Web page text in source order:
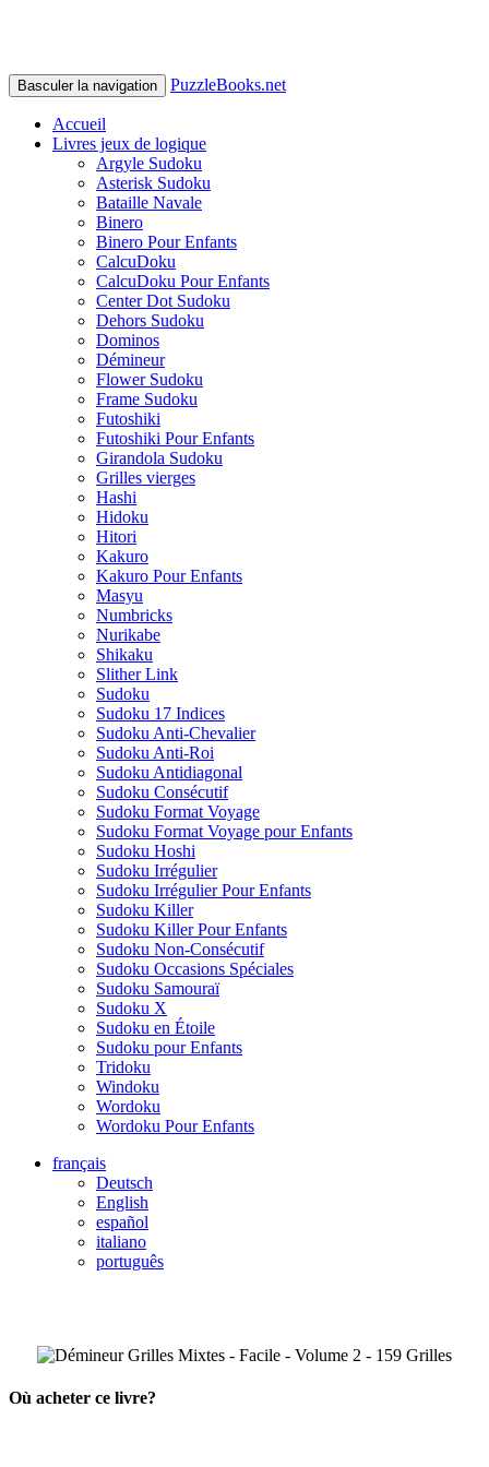
Basculer la navigation PuzzleBooks.net
Accueil
Livres jeux de logique
Argyle Sudoku
Asterisk Sudoku
Bataille Navale
Binero
Binero Pour Enfants
CalcuDoku
CalcuDoku Pour Enfants
Center Dot Sudoku
Dehors Sudoku
Dominos
Démineur
Flower Sudoku
Frame Sudoku
Futoshiki
Futoshiki Pour Enfants
Girandola Sudoku
Grilles vierges
Hashi
Hidoku
Hitori
Kakuro
Kakuro Pour Enfants
Masyu
Numbricks
Nurikabe
Shikaku
Slither Link
Sudoku
Sudoku 17 Indices
Sudoku Anti-Chevalier
Sudoku Anti-Roi
Sudoku Antidiagonal
Sudoku Consécutif
Sudoku Format Voyage
Sudoku Format Voyage pour Enfants
Sudoku Hoshi
Sudoku Irrégulier
Sudoku Irrégulier Pour Enfants
Sudoku Killer
Sudoku Killer Pour Enfants
Sudoku Non-Consécutif
Sudoku Occasions Spéciales
Sudoku Samouraï
Sudoku X
Sudoku en Étoile
Sudoku pour Enfants
Tridoku
Windoku
Wordoku
Wordoku Pour Enfants
français
Deutsch
English
español
italiano
português
Où acheter ce livre?